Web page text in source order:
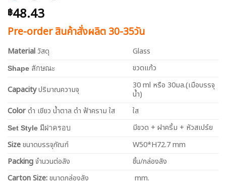
฿48.43
Pre-order สินค้าสั่งผลิต 30-35วัน
Material วัสดุ Glass
Shape ลักษณะ ขวดแก้ว
Capacityปริมาณความจุ
30 ml หรือ 30มล.(เมือบรรจุ
น้ำ)
Colorดำ เขียว น้ำตาล ดำ ฟ้าคราม ใส ใส
Set Style มีฝาครอบ
มีขวด + ฝาคริ้ม + หัวสเปร์ย
Sizeขนาดบรรจุภัณฑ์
W50*H72.7 mm
Packingจำนวนต่อลัง
ชิ้น/กล่องลัง
Carton Size:ขนาดกล่องลัง
mm.